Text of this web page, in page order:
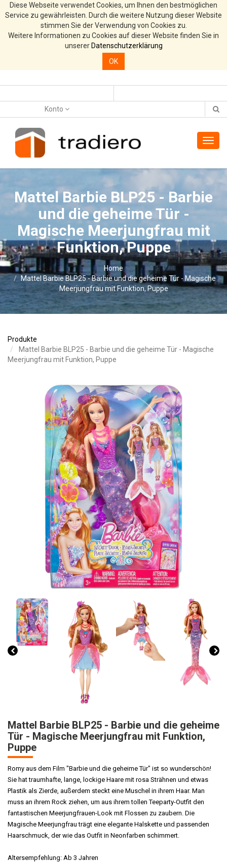
Diese Webseite verwendet Cookies, um Ihnen den bestmöglichen
Service zu gewährleisten. Durch die weitere Nutzung dieser Website
stimmen Sie der Verwendung von Cookies zu.
Weitere Informationen zu Cookies auf dieser Website finden Sie in
unserer Datenschutzerklärung
OK
Konto
Mattel Barbie BLP25 - Barbie
und die geheime Tür -
Magische Meerjungfrau mit
Funktion, Puppe
Home
Mattel Barbie BLP25 - Barbie und die geheime Tür - Magische
Meerjungfrau mit Funktion, Puppe
Produkte
Mattel Barbie BLP25 - Barbie und die geheime Tür - Magische
Meerjungfrau mit Funktion, Puppe
Mattel Barbie BLP25 - Barbie und die geheime
Tür - Magische Meerjungfrau mit Funktion,
Puppe
Romy aus dem Film "Barbie und die geheime Tür" ist so wunderschön!
Sie hat traumhafte, lange, lockige Haare mit rosa Strähnen und etwas
Plastik als Zierde, außerdem steckt eine Muschel in ihrem Haar. Man
muss an ihrem Rock ziehen, um aus ihrem tollen Teeparty-Outfit den
fantastischen Meerjungfrauen-Look mit Flossen zu zaubern. Die
Magische Meerjungfrau trägt eine elegante Halskette und passenden
Haarschmuck, der wie das Outfit in Neonfarben schimmert.
Altersempfehlung: Ab 3 Jahren